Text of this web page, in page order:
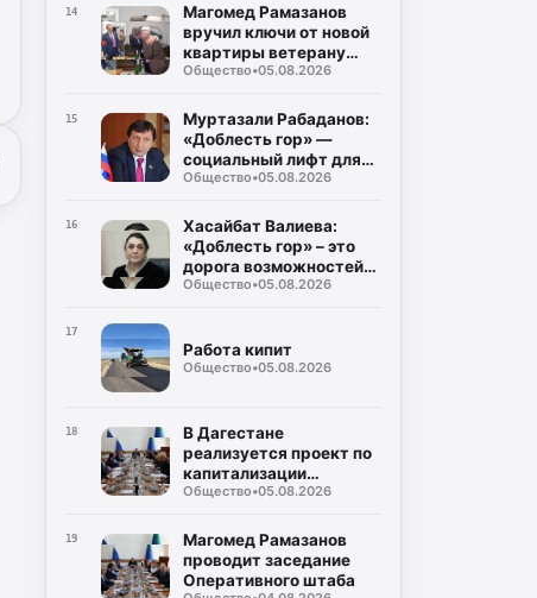
14
Магомед Рамазанов
вручил ключи от новой
квартиры ветерану
Великой Отечественной
Багаудинову
Общество•05.08.2026
15
Муртазали Рабаданов:
«Доблесть гор» —
социальный лифт для
героев СВО
Общество•05.08.2026
16
Хасайбат Валиева:
«Доблесть гор» – это
дорога возможностей
для героев,
Общество•05.08.2026
17
Работа кипит
Общество•05.08.2026
18
В Дагестане
реализуется проект по
капитализации
территорий
Общество•05.08.2026
19
Магомед Рамазанов
проводит заседание
Оперативного штаба